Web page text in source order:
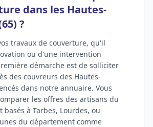
dans les Hautes-
?
travaux de couverture, qu'il
ou d'une intervention
démarche est de solliciter
des couvreurs des Hautes-
dans notre annuaire. Vous
les offres des artisans du
basés à Tarbes, Lourdes, ou
du département comme